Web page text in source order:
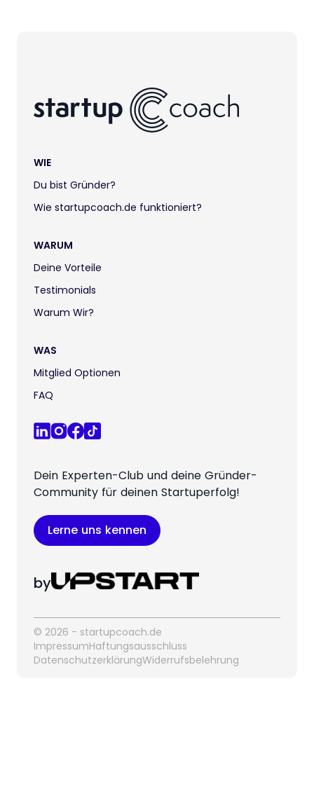
WIE
Du bist Gründer?
Wie startupcoach.de funktioniert?
WARUM
Deine Vorteile
Testimonials
Warum Wir?
WAS
Mitglied Optionen
FAQ
Dein Experten-Club und deine Gründer-
Community für deinen Startuperfolg!
Lerne uns kennen
by
© 2026 - startupcoach.de
ImpressumHaftungsausschluss
DatenschutzerklärungWiderrufsbelehrung